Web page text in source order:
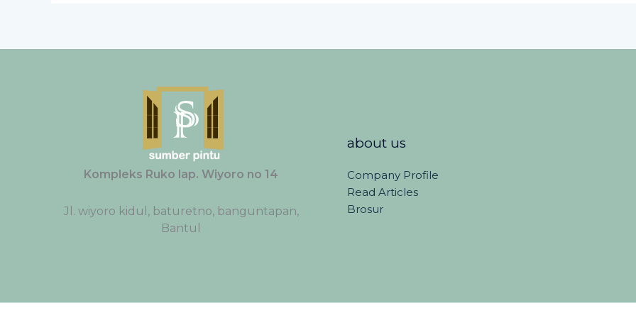
Kompleks Ruko lap. Wiyoro no 14
Jl. wiyoro kidul, baturetno, banguntapan,
Bantul
about us
Company Profile
Read Articles
Brosur